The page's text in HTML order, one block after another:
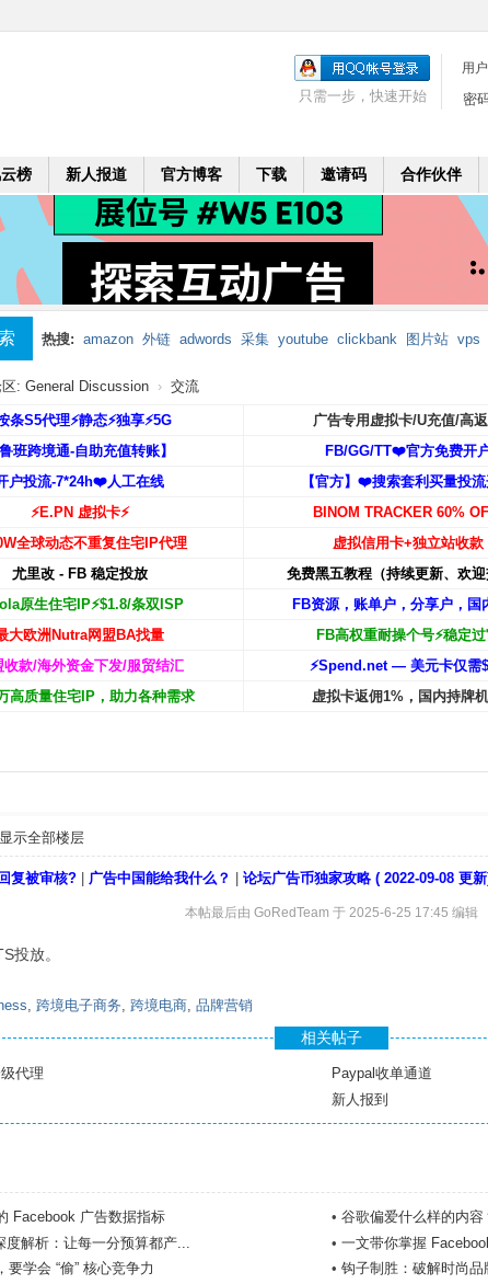
用
密
只需一步，快速开始
榜 新人报道 官方博客 下载 邀请码 合作伙伴
热搜: amazon 外链 adwords 采集 youtube clickbank 图片站 vps
mobi 二个月 leadbolt 代理
: General Discussion › 交流
条S5代理⚡️静态⚡️独享⚡️5G
广告专用虚拟卡/U充值/高
鲁班跨境通-自助充值转账】
FB/GG/TT❤️官方免费开
户投流-7*24h❤️人工在线
【官方】❤️搜索套利买量投
⚡️E.PN 虚拟卡⚡️
BINOM TRACKER 60%
全球动态不重复住宅IP代理
虚拟信用卡+独立站收款
尤里改 - FB 稳定投放
免费黑五教程（持续更新、欢
原生住宅IP⚡️$1.8/条双ISP
FB资源，账单户，分享户，国
大欧洲Nutra网盟BA找量
FB高权重耐操个号⚡️稳定
收款/海外资金下发/服贸结汇
⚡️Spend.net — 美元卡仅需
高质量住宅IP，助力各种需求 虚拟卡返佣1%，国内持牌
显示全部楼层
复被审核? 广告中国能给我什么？ 论坛广告币独家攻略 ( 2022-09-08 更
本帖最后由 GoRedTeam 于 2025-6-25 17:45 编辑
投放。
, 跨境电子商务, 跨境电商, 品牌营销
相关帖子
代理
Paypal收单通道
新人报到
Facebook 广告数据指标 • 谷歌偏爱什么样的内容
解析：让每一分预算都产... • 一文带你掌握
学会 “偷” 核心竞争力 • 钩子制胜：破解时尚